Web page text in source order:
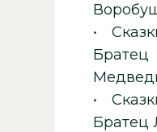
•
•
Братец